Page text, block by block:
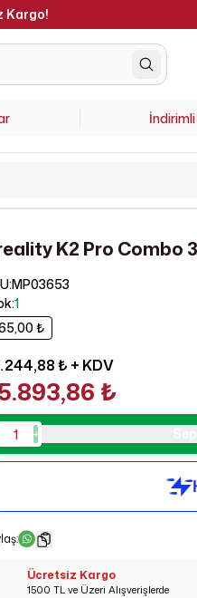
Kargo!
K2 Pro Combo
:MP03653
:1
₺
₺+ KDV
₺
:
Ücretsiz Kargo
1500 TL ve Üzeri Alışverişlerde